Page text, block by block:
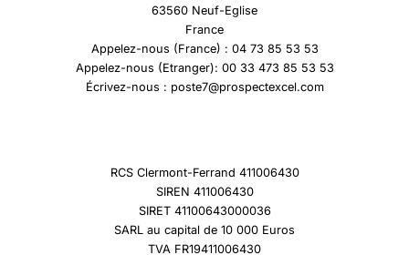
63560 Neuf-Eglise
France
Appelez-nous (France) : 04 73 85 53 53
Appelez-nous (Etranger): 00 33 473 85 53 53
Écrivez-nous : poste7@prospectexcel.com
RCS Clermont-Ferrand 411006430
SIREN 411006430
SIRET 41100643000036
SARL au capital de 10 000 Euros
TVA FR19411006430